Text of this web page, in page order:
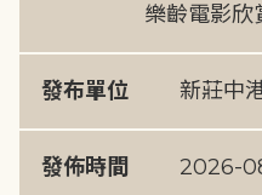
樂齡電影欣
發布單位 新莊中
發佈時間 2026-